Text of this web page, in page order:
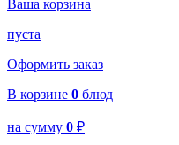
Ваша корзина
пуста
Оформить заказ
В корзине 0 блюд
на сумму 0 ₽